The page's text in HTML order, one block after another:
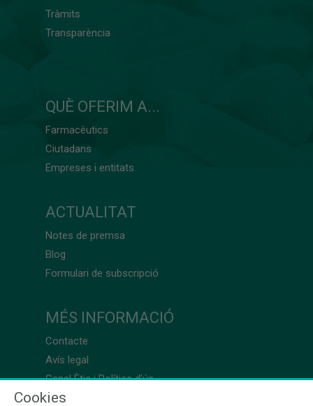
Tràmits
Transparència
QUÈ OFERIM A...
Farmacèutics
Ciutadans
Empreses i entitats
ACTUALITAT
Notes de premsa
Blog
Formulari de subscripció
MÉS INFORMACIÓ
Contacte
Avís legal
Canal Ètic i Política d’ús
Cookies